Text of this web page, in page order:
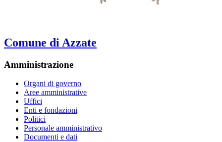
Comune di Azzate
Amministrazione
Organi di governo
Aree amministrative
Uffici
Enti e fondazioni
Politici
Personale amministrativo
Documenti e dati